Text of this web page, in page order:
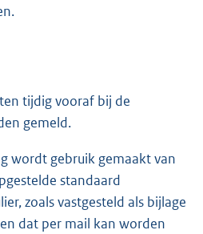
tijdig vooraf bij de
gemeld.
wordt gebruik gemaakt van
standaard
zoals vastgesteld als bijlage
dat per mail kan worden